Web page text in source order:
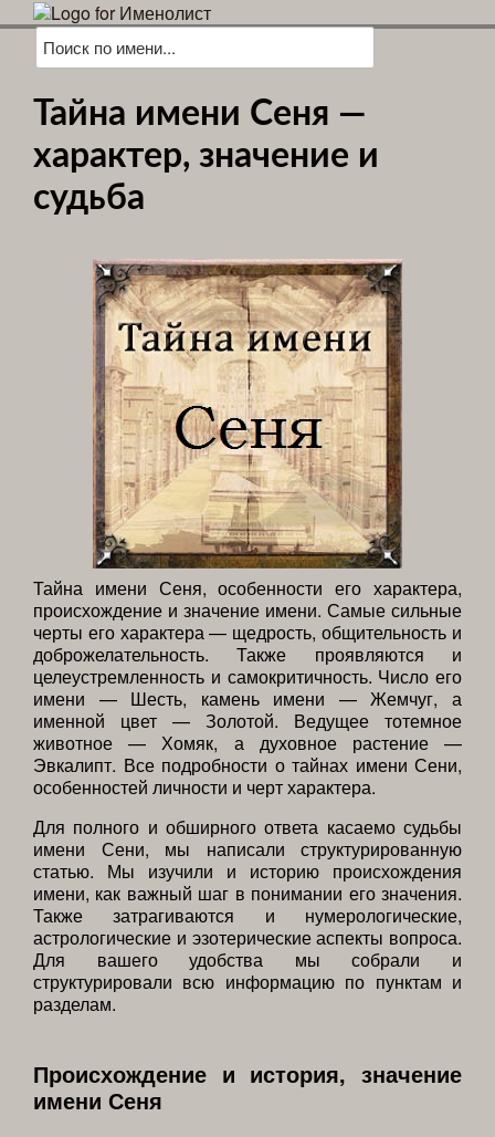
Тайна имени Сеня —
характер, значение и
судьба
Тайна имени Сеня, особенности его характера,
происхождение и значение имени. Самые сильные
черты его характера — щедрость, общительность и
доброжелательность. Также проявляются и
целеустремленность и самокритичность. Число его
имени — Шесть, камень имени — Жемчуг, а
именной цвет — Золотой. Ведущее тотемное
животное — Хомяк, а духовное растение —
Эвкалипт. Все подробности о тайнах имени Сени,
особенностей личности и черт характера.
Для полного и обширного ответа касаемо судьбы
имени Сени, мы написали структурированную
статью. Мы изучили и историю происхождения
имени, как важный шаг в понимании его значения.
Также затрагиваются и нумерологические,
астрологические и эзотерические аспекты вопроса.
Для вашего удобства мы собрали и
структурировали всю информацию по пунктам и
разделам.
Происхождение и история, значение
имени Сеня